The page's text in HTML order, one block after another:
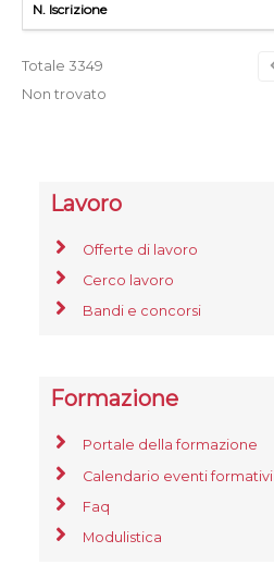
Totale 3349
Non trovato
Lavoro
Offerte di lavoro
Cerco lavoro
Bandi e concorsi
Formazione
Portale della formazione
Calendario eventi formativi
Faq
Modulistica